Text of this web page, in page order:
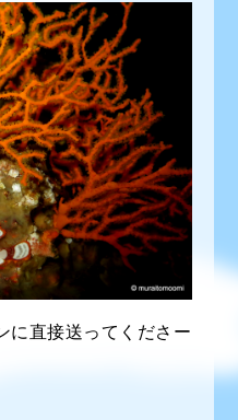
に直接送ってくださー